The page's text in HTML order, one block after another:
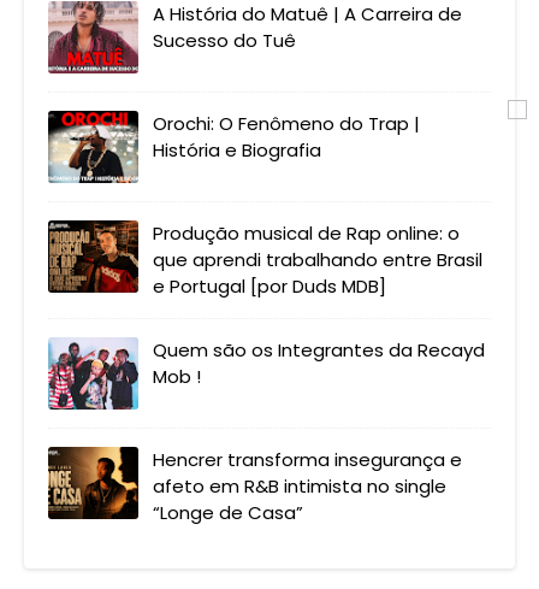
A História do Matuê | A Carreira de
Sucesso do Tuê
Orochi: O Fenômeno do Trap |
História e Biografia
Produção musical de Rap online: o
que aprendi trabalhando entre Brasil
e Portugal [por Duds MDB]
Quem são os Integrantes da Recayd
Mob !
Hencrer transforma insegurança e
afeto em R&B intimista no single
“Longe de Casa”